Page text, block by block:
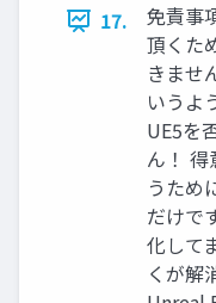
17.
免責事
頂くた
きませ
いうよ
UE5を
ん！ 得
うため
だけで
化して
くが解